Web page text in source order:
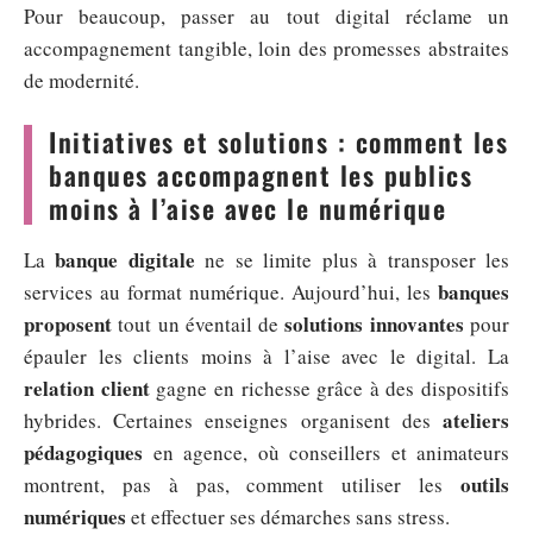
Pour beaucoup, passer au tout digital réclame un
accompagnement tangible, loin des promesses abstraites
de modernité.
Initiatives et solutions : comment les
banques accompagnent les publics
moins à l’aise avec le numérique
Labanque digitale ne se limite plus à transposer les
services au format numérique. Aujourd’hui, les banques
proposent tout un éventail desolutions innovantes pour
épauler les clients moins à l’aise avec le digital. La
relation clientgagne en richesse grâce à des dispositifs
hybrides. Certaines enseignes organisent des ateliers
pédagogiques en agence, où conseillers et animateurs
montrent, pas à pas, comment utiliser les outils
numériques et effectuer ses démarches sans stress.